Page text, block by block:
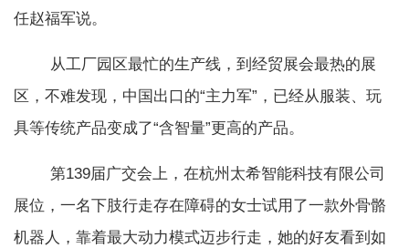
任赵福军说。
从工厂园区最忙的生产线，到经贸展会最热的展
区，不难发现，中国出口的“主力军”，已经从服装、玩
具等传统产品变成了“含智量”更高的产品。
第139届广交会上，在杭州太希智能科技有限公司
展位，一名下肢行走存在障碍的女士试用了一款外骨骼
机器人，靠着最大动力模式迈步行走，她的好友看到如